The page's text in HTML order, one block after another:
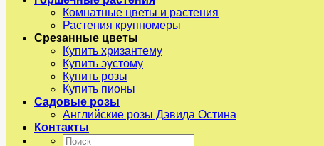
Комнатные цветы и растения
Растения крупномеры
Срезанные цветы
Купить хризантему
Купить эустому
Купить розы
Купить пионы
Садовые розы
Английские розы Дэвида Остина
Контакты
Искать: